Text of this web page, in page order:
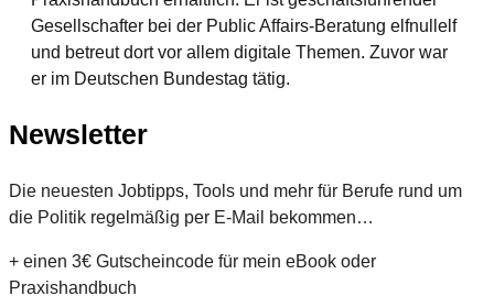
Gesellschafter bei der Public Affairs-Beratung elfnullelf
und betreut dort vor allem digitale Themen. Zuvor war
er im Deutschen Bundestag tätig.
Twitter
Facebook
LinkedIn
Newsletter
Die neuesten Jobtipps, Tools und mehr für Berufe rund um
die Politik regelmäßig per E-Mail bekommen…
+ einen 3€ Gutscheincode für mein eBook oder
Praxishandbuch